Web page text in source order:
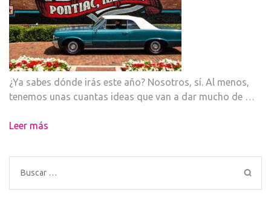
¿Ya sabes dónde irás este año? Nosotros, sí. Al menos,
tenemos unas cuantas ideas que van a dar mucho de …
Leer más
Buscar: